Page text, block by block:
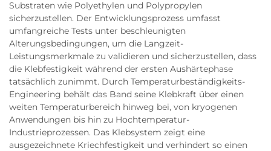
Substraten wie Polyethylen und Polypropylen
sicherzustellen. Der Entwicklungsprozess umfasst
umfangreiche Tests unter beschleunigten
Alterungsbedingungen, um die Langzeit-
Leistungsmerkmale zu validieren und sicherzustellen, dass
die Klebfestigkeit während der ersten Aushärtephase
tatsächlich zunimmt. Durch Temperaturbeständigkeits-
Engineering behält das Band seine Klebkraft über einen
weiten Temperaturbereich hinweg bei, von kryogenen
Anwendungen bis hin zu Hochtemperatur-
Industrieprozessen. Das Klebsystem zeigt eine
ausgezeichnete Kriechfestigkeit und verhindert so einen